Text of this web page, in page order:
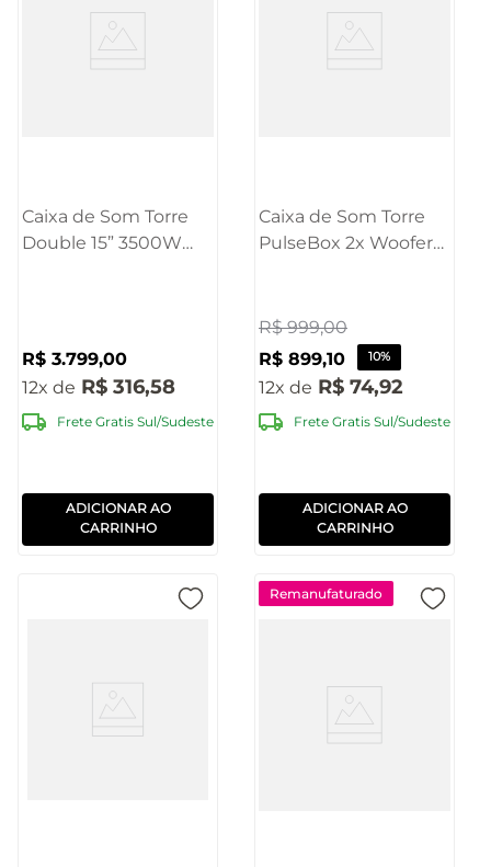
Caixa de Som Torre
Double 15” 3500W
R$ 3.799,00
12
R$ 316,58
Frete Gratis Sul/Sudeste
ADICIONAR AO
CARRINHO
Caixa de Som Torre
PulseBox 2x Woofers
[Reembalado]
R$ 999,00
R$ 899,10 10%
12 R$ 74,92
Frete Gratis Sul/Sudeste
ADICIONAR AO
CARRINHO
Remanufaturado